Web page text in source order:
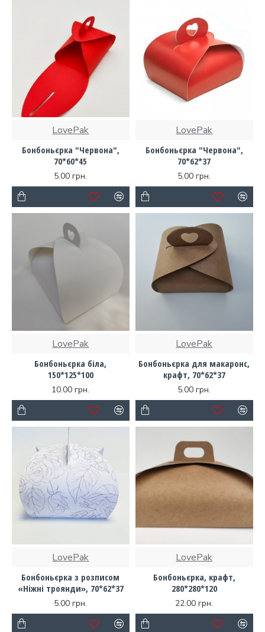
LovePak
Бонбоньєрка "Червона",
70*60*45
5.00 грн.
LovePak
Бонбоньєрка "Червона",
70*62*37
5.00 грн.
LovePak
Бонбоньєрка біла,
150*125*100
10.00 грн.
LovePak
Бонбоньєрка для макаронс,
крафт, 70*62*37
5.00 грн.
LovePak
Бонбоньєрка з розписом
«Ніжні троянди», 70*62*37
5.00 грн.
LovePak
Бонбоньєрка, крафт,
280*280*120
22.00 грн.